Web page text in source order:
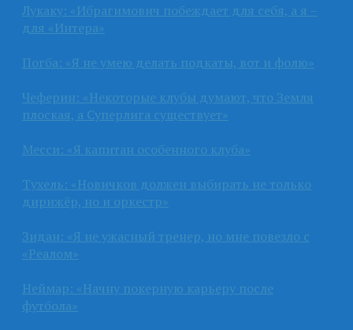
Лукаку: «Ибрагимович побеждает для себя, а я –
для «Интера»
Погба: «Я не умею делать подкаты, вот и фолю»
Чеферин: «Некоторые клубы думают, что Земля
плоская, а Суперлига существует»
Месси: «Я капитан особенного клуба»
Тухель: «Новичков должен выбирать не только
дирижёр, но и оркестр»
Зидан: «Я не ужасный тренер, но мне повезло с
«Реалом»
Неймар: «Начну покерную карьеру после
футбола»